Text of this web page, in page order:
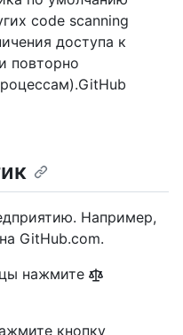
code scanning
доступа к
повторно
Например,
на GitHub.com.
нажмите
кнопку